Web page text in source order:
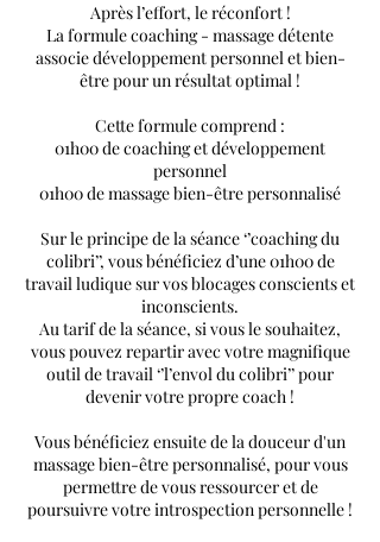
Après l’effort, le réconfort !
La formule coaching - massage détente
associe développement personnel et bien-
être pour un résultat optimal !
Cette formule comprend :
01h00 de coaching et développement
personnel
01h00 de massage bien-être personnalisé
Sur le principe de la séance ‘’coaching du
colibri’’, vous bénéficiez d’une 01h00 de
travail ludique sur vos blocages conscients et
inconscients.
Au tarif de la séance, si vous le souhaitez,
vous pouvez repartir avec votre magnifique
outil de travail ‘’l’envol du colibri’’ pour
devenir votre propre coach !
Vous bénéficiez ensuite de la douceur d'un
massage bien-être personnalisé, pour vous
permettre de vous ressourcer et de
poursuivre votre introspection personnelle !